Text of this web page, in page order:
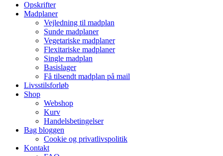
Opskrifter
Madplaner
Vejledning til madplan
Sunde madplaner
Vegetariske madplaner
Flexitariske madplaner
Single madplan
Basislager
Få tilsendt madplan på mail
Livsstilsforløb
Shop
Webshop
Kurv
Handelsbetingelser
Bag bloggen
Cookie og privatlivspolitik
Kontakt